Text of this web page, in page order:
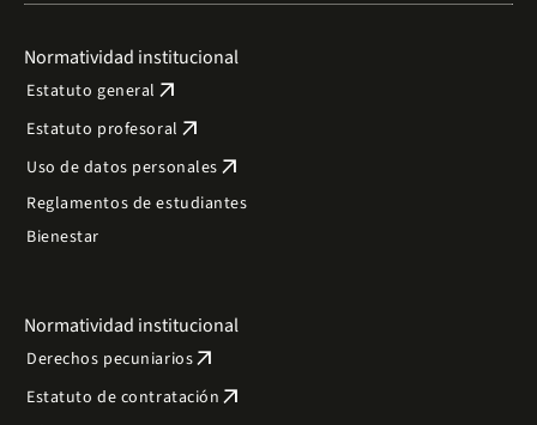
Normatividad institucional
Estatuto general arrow_outward
Estatuto profesoral arrow_outward
Uso de datos personales arrow_outward
Reglamentos de estudiantes
Bienestar
Normatividad institucional
Derechos pecuniariosarrow_outward
Estatuto de contratación arrow_outward